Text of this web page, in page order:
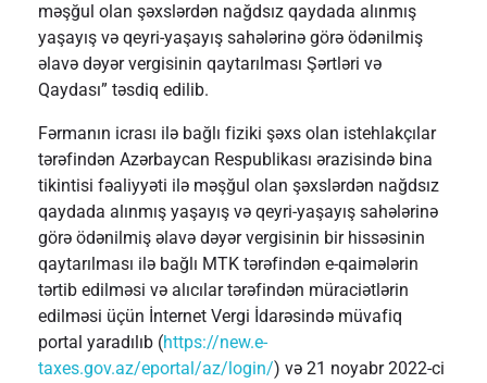
məşğul olan şəxslərdən nağdsız qaydada alınmış
yaşayış və qeyri-yaşayış sahələrinə görə ödənilmiş
əlavə dəyər vergisinin qaytarılması Şərtləri və
Qaydası” təsdiq edilib.
Fərmanın icrası ilə bağlı fiziki şəxs olan istehlakçılar
tərəfindən Azərbaycan Respublikası ərazisində bina
tikintisi fəaliyyəti ilə məşğul olan şəxslərdən nağdsız
qaydada alınmış yaşayış və qeyri-yaşayış sahələrinə
görə ödənilmiş əlavə dəyər vergisinin bir hissəsinin
qaytarılması ilə bağlı MTK tərəfindən e-qaimələrin
tərtib edilməsi və alıcılar tərəfindən müraciətlərin
edilməsi üçün İnternet Vergi İdarəsində müvafiq
portal yaradılıb (https://new.e-
taxes.gov.az/eportal/az/login/) və 21 noyabr 2022-ci